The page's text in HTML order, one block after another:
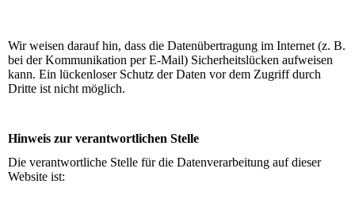
Wir weisen darauf hin, dass die Datenübertragung im Internet (z. B.
bei der Kommunikation per E-Mail) Sicherheitslücken aufweisen
kann. Ein lückenloser Schutz der Daten vor dem Zugriff durch
Dritte ist nicht möglich.
Hinweis zur verantwortlichen Stelle
Die verantwortliche Stelle für die Datenverarbeitung auf dieser
Website ist: